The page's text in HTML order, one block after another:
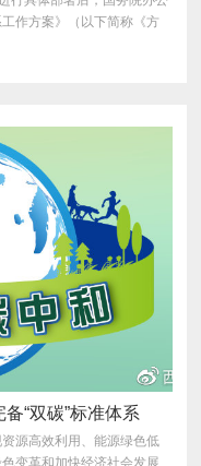
后三个阶段的工作目标。
“双碳”标准体系